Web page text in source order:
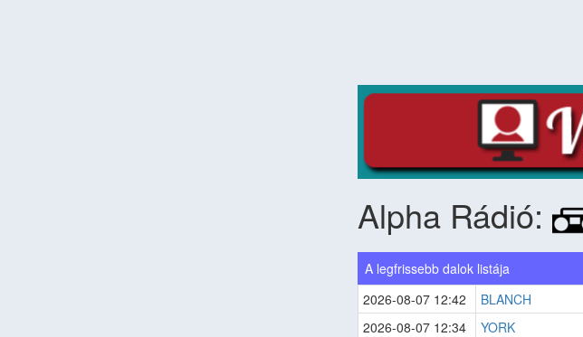
Alpha Rádió:
A legfrissebb dalok listája
2026-08-07 12:42
BLANCH
2026-08-07 12:34
YORK